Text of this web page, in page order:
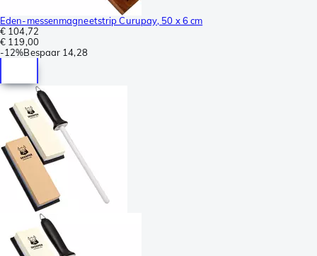
Eden-messenmagneetstrip Curupay, 50 x 6 cm
€ 104,72
€ 119,00
-12%Bespaar 14,28